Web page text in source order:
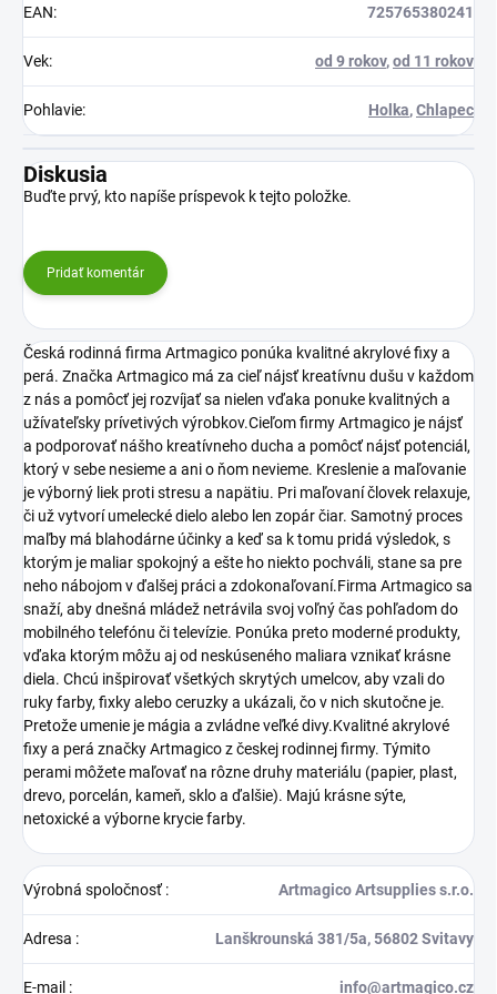
EAN: 725765380241
Vek: od 9 rokov,od 11 rokov
Pohlavie: Holka,Chlapec
Diskusia
Buďte prvý, kto napíše príspevok k tejto položke.
Pridať komentár
Česká rodinná firma Artmagico ponúka kvalitné akrylové fixy a
perá. Značka Artmagico má za cieľ nájsť kreatívnu dušu v každom
z nás a pomôcť jej rozvíjať sa nielen vďaka ponuke kvalitných a
užívateľsky prívetivých výrobkov.Cieľom firmy Artmagico je nájsť
a podporovať nášho kreatívneho ducha a pomôcť nájsť potenciál,
ktorý v sebe nesieme a ani o ňom nevieme. Kreslenie a maľovanie
je výborný liek proti stresu a napätiu. Pri maľovaní človek relaxuje,
či už vytvorí umelecké dielo alebo len zopár čiar. Samotný proces
maľby má blahodárne účinky a keď sa k tomu pridá výsledok, s
ktorým je maliar spokojný a ešte ho niekto pochváli, stane sa pre
neho nábojom v ďalšej práci a zdokonaľovaní.Firma Artmagico sa
snaží, aby dnešná mládež netrávila svoj voľný čas pohľadom do
mobilného telefónu či televízie. Ponúka preto moderné produkty,
vďaka ktorým môžu aj od neskúseného maliara vznikať krásne
diela. Chcú inšpirovať všetkých skrytých umelcov, aby vzali do
ruky farby, fixky alebo ceruzky a ukázali, čo v nich skutočne je.
Pretože umenie je mágia a zvládne veľké divy.Kvalitné akrylové
fixy a perá značky Artmagico z českej rodinnej firmy. Týmito
perami môžete maľovať na rôzne druhy materiálu (papier, plast,
drevo, porcelán, kameň, sklo a ďalšie). Majú krásne sýte,
netoxické a výborne krycie farby.
Výrobná spoločnosť: Artmagico Artsupplies s.r.o.
Adresa : Lanškrounská 381/5a, 56802 Svitavy
E-mail : info@artmagico.cz